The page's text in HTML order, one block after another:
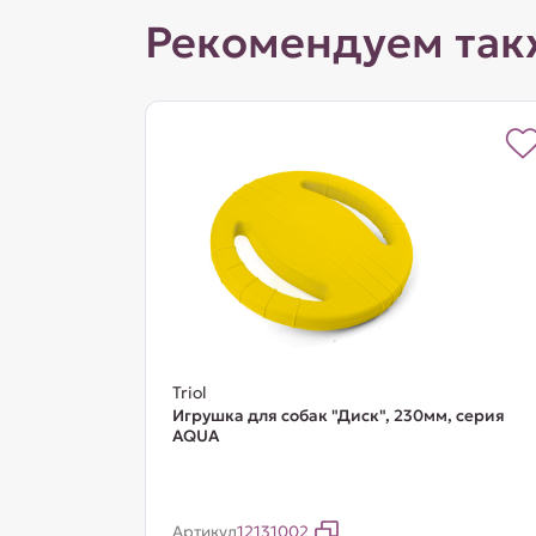
Рекомендуем
Triol
Игрушка для собак "Диск", 230мм, серия
AQUA
Артикул12131002